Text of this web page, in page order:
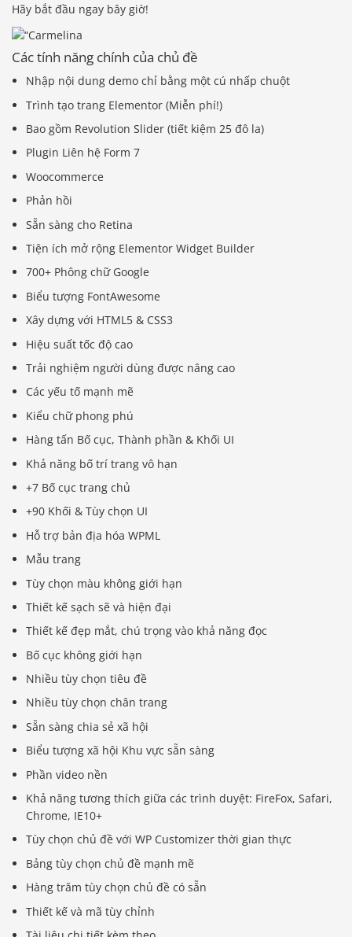
Hãy bắt đầu ngay bây giờ!
Các tính năng chính của chủ đề
Nhập nội dung demo chỉ bằng một cú nhấp chuột
Trình tạo trang Elementor (Miễn phí!)
Bao gồm Revolution Slider (tiết kiệm 25 đô la)
Plugin Liên hệ Form 7
Woocommerce
Phản hồi
Sẵn sàng cho Retina
Tiện ích mở rộng Elementor Widget Builder
700+ Phông chữ Google
Biểu tượng FontAwesome
Xây dựng với HTML5 & CSS3
Hiệu suất tốc độ cao
Trải nghiệm người dùng được nâng cao
Các yếu tố mạnh mẽ
Kiểu chữ phong phú
Hàng tấn Bố cục, Thành phần & Khối UI
Khả năng bố trí trang vô hạn
+7 Bố cục trang chủ
+90 Khối & Tùy chọn UI
Hỗ trợ bản địa hóa WPML
Mẫu trang
Tùy chọn màu không giới hạn
Thiết kế sạch sẽ và hiện đại
Thiết kế đẹp mắt, chú trọng vào khả năng đọc
Bố cục không giới hạn
Nhiều tùy chọn tiêu đề
Nhiều tùy chọn chân trang
Sẵn sàng chia sẻ xã hội
Biểu tượng xã hội Khu vực sẵn sàng
Phần video nền
Khả năng tương thích giữa các trình duyệt: FireFox, Safari,
Chrome, IE10+
Tùy chọn chủ đề với WP Customizer thời gian thực
Bảng tùy chọn chủ đề mạnh mẽ
Hàng trăm tùy chọn chủ đề có sẵn
Thiết kế và mã tùy chỉnh